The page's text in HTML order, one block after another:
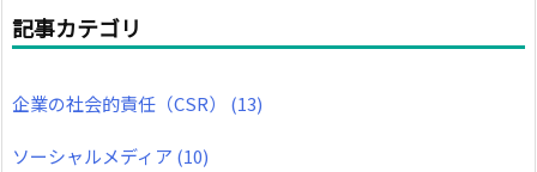
記事カテゴリ
企業の社会的責任（CSR） (13)
ソーシャルメディア (10)